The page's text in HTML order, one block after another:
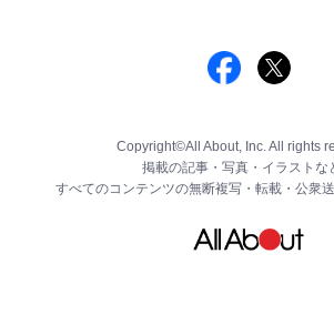
Copyright©All About, Inc. All rights
掲載の記事・写真・イラストな
すべてのコンテンツの無断複写・転載・公衆